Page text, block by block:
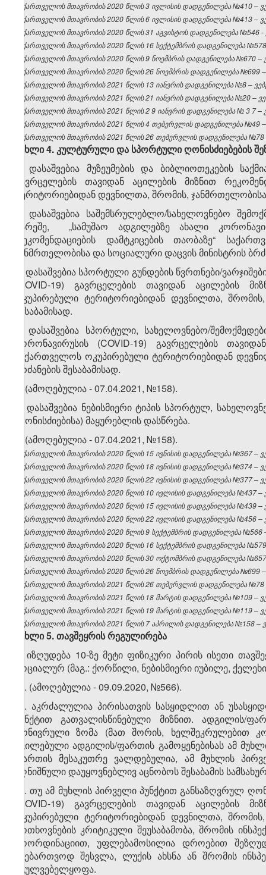
საქართველოს მთავრობის 2020 წლის 3 ივლისის დადგენილება №410 –
საქართველოს მთავრობის 2020 წლის 6 ივლისის დადგენილება №413 –
საქართველოს მთავრობის 2020 წლის 31 აგვისტოს დადგენილება №546 -
საქართველოს მთავრობის 2020 წლის 16 სექტემბრის დადგენილება
საქართველოს მთავრობის 2020 წლის 9 ნოემბრის დადგენილება №670 –
საქართველოს მთავრობის 2020 წლის 26 ნოემბრის დადგენილება №699
საქართველოს მთავრობის 2021 წლის 13 იანვრის დადგენილება №8 –
საქართველოს მთავრობის 2021 წლის 21 იანვრის დადგენილება №20 –
საქართველოს მთავრობის2021 წლის 29 იანვრის დადგენილება№3 7 –
საქართველოს მთავრობის 2021 წლის 4 თებერვლის დადგენილება №49 –
საქართველოს მთავრობის 2021 წლის 26 თებერვლის დადგენილება №78
მუხლი 4.კულტურულიდა სპორტულიღონისძიებების
1. დასაშვებია მუზეუმების და ბიბლიოთეკების
გავრცელების თავიდან აცილების მიზნით
ტერიტორიებიდან დევნილთა, შრომის,
2. დასაშვებია საშემსრულებლო/სახელოვნებო
გარეშე, „სამუშაო ადგილებზე ახალი
რეკომენდაციების დამტკიცების თაობაზე“
ჯანმრთელობისა და სოციალური დაცვის მინისტრის
3. დასაშვებია სპორტული გუნდების წვრთნები/
(COVID-19) გავრცელების თავიდან აცილების
ოკუპირებული ტერიტორიებიდან დევნილთა,
შესაბამისად.
4. დასაშვებია სპორტული, სახელოვნებო/
კორონავირუსის (COVID-19) გავრცელების
საქართველოს ოკუპირებული ტერიტორიებიდან
ბრძანების შესაბამისად.
5. (ამოღებულია - 07.04.2021, №158).
6. დასაშვებია ნებისმიერი ტიპის სპორტულ,
ღონისძიებისა) მაყურებლის დასწრება.
7. (ამოღებულია - 07.04.2021, №158).
საქართველოს მთავრობის 2020 წლის 15 ივნისის დადგენილება №367 –
საქართველოს მთავრობის 2020 წლის 18 ივნისის დადგენილება №374 –
საქართველოს მთავრობის 2020 წლის 22 ივნისის დადგენილება №377 –
საქართველოს მთავრობის 2020 წლის 10 ივლისის დადგენილება №437 –
საქართველოს მთავრობის 2020 წლის 15 ივლისის დადგენილება №439 –
საქართველოს მთავრობის 2020 წლის 22 ივლისის დადგენილება №456 –
საქართველოს მთავრობის 2020 წლის 9 სექტემბრის დადგენილება №566
საქართველოს მთავრობის 2020 წლის 16 სექტემბრის დადგენილება
საქართველოს მთავრობის 2020 წლის 30 ოქტომბრის დადგენილება
საქართველოს მთავრობის 2020 წლის 26 ნოემბრის დადგენილება №699
საქართველოს მთავრობის 2021 წლის 26 თებერვლის დადგენილება №78
საქართველოს მთავრობის 2021 წლის 18 მარტის დადგენილება №109 –
საქართველოს მთავრობის 2021 წლის 19 მარტის დადგენილება №119 –
საქართველოს მთავრობის 2021 წლის 7 აპრილის დადგენილება №158 –
მუხლი5.თავშეყრისრეგულირება
1. იზღუდება 10-ზე მეტი ფიზიკური პირის ისეთი
სოციალურ (მაგ.: ქორწილი, ნებისმიერი იუბილე,
. (ამოღებულია - 09.09.2020, №566).
. აკრძალულია პირისათვის სასყიდლით ან
პუნქტით გათვალისწინებული მიზნით. ადგილის/
გონივრული ზომა (მათ შორის, ხელშეკრულებით
აცილებული ადგილის/ფართის გამოყენებისას ამ
ფართის მესაკუთრე ვალდებულია, ამ მუხლის
აღნიშნული დაუყოვნებლივ აცნობოს შესაბამის
. თუ ამ მუხლის პირველი პუნქტით განსაზღვრულ
(COVID-19) გავრცელების თავიდან აცილების
ოკუპირებული ტერიტორიებიდან დევნილთა,
მოთხოვნების კრიტიკული შეუსაბამობა, შრომის
კოორდინაციით, უფლებამოსილია დროებით
უნებართვოდ შესვლა, ლუქის ახსნა ან შრომის
უგულვებელყოფა.